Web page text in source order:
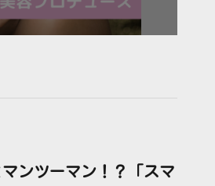
ンツーマン！？「スマ